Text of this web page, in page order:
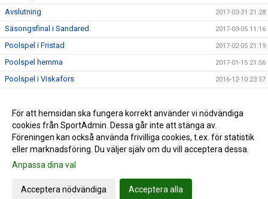
Avslutning 2017-03-31 21:28
Säsongsfinal i Sandared. 2017-03-05 11:16
Poolspel i Fristad 2017-02-05 21:19
Poolspel hemma 2017-01-15 21:56
Poolspel i Viskafors 2016-12-10 23:57
Poolspel Sandared 2016-10-22 11:22
Träningen drar igång. 2016-08-28 12:59
Gå till Webbversion
För att hemsidan ska fungera korrekt använder vi nödvändiga
cookies från SportAdmin. Dessa går inte att stänga av.
Föreningen kan också använda frivilliga cookies, t.ex. för statistik
eller marknadsföring. Du väljer själv om du vill acceptera dessa.
Anpassa dina val
Acceptera nödvändiga Acceptera alla